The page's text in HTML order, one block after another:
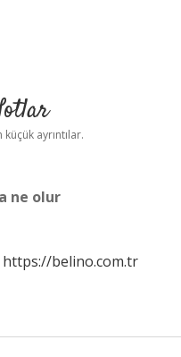
ayrıntılar.
ne olur
https://belino.com.tr